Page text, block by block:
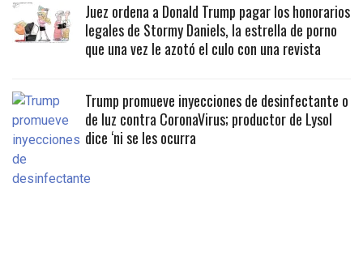
Juez ordena a Donald Trump pagar los honorarios
legales de Stormy Daniels, la estrella de porno
que una vez le azotó el culo con una revista
Trump promueve inyecciones de desinfectante o
de luz contra CoronaVirus; productor de Lysol
dice ‘ni se les ocurra